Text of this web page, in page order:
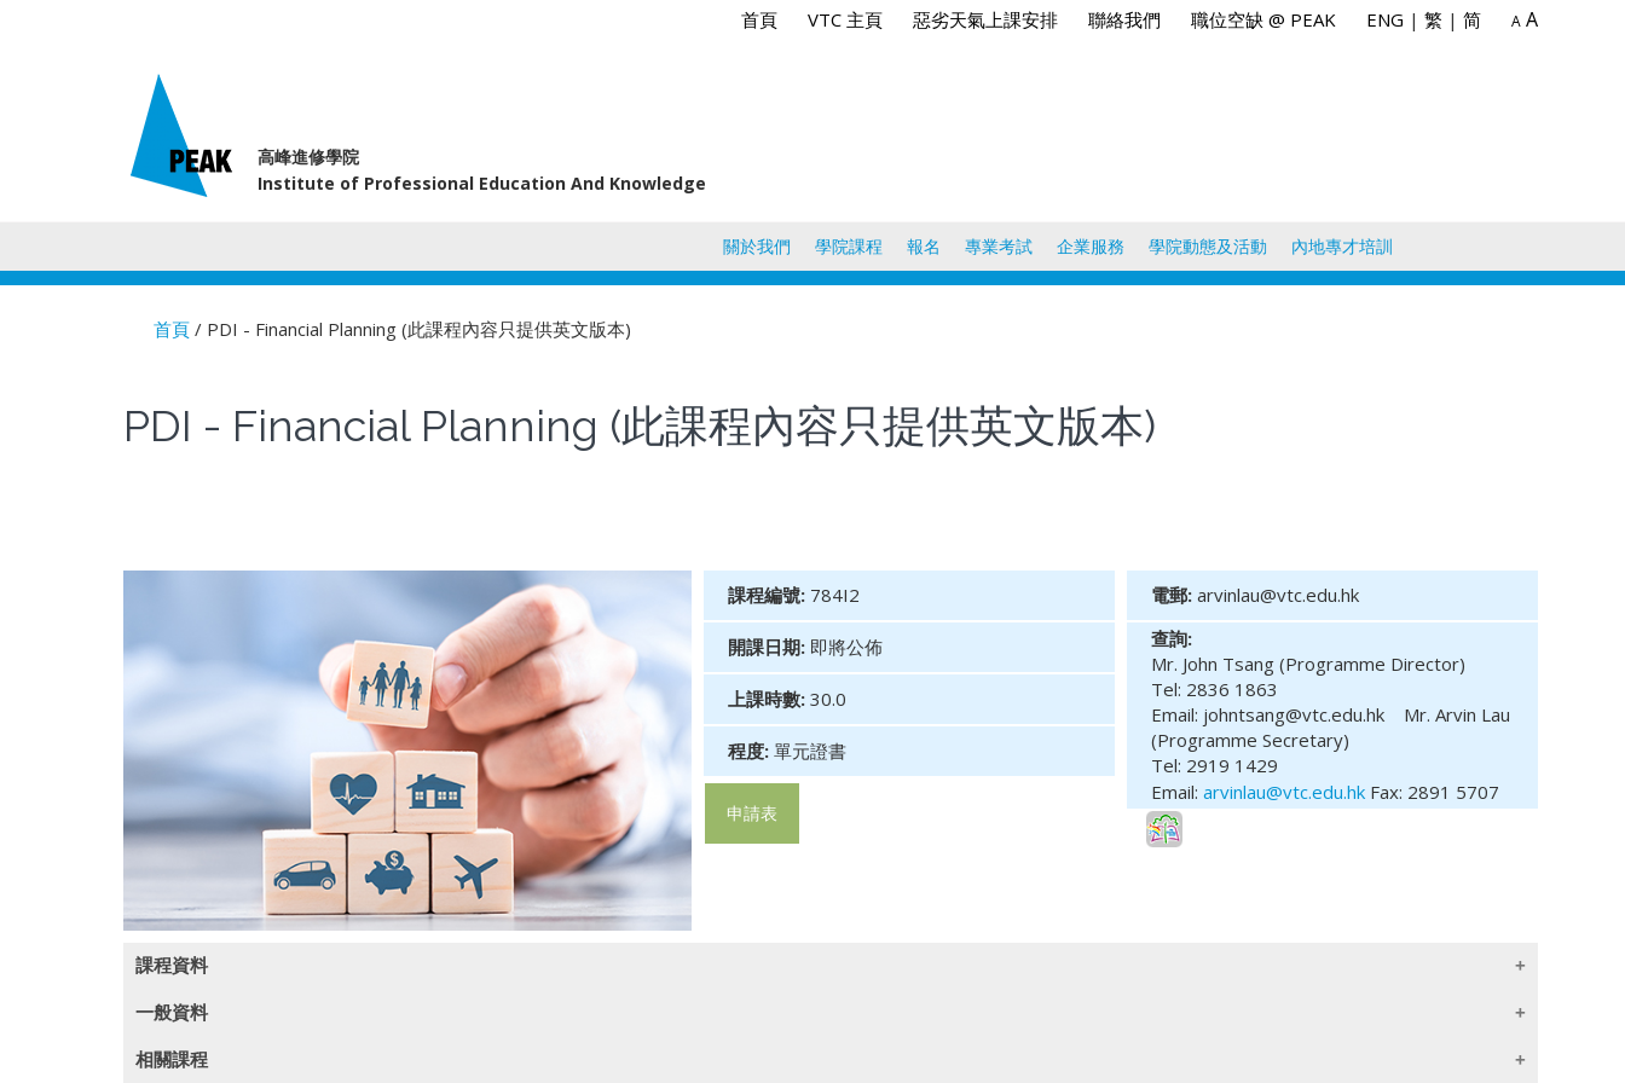
首頁 VTC 主頁 惡劣天氣上課安排 聯絡我們 職位空缺 @ PEAK ENG | 繁 | 简 A A
高峰進修學院
Institute of Professional Education And Knowledge
關於我們 學院課程 報名 專業考試 企業服務 學院動態及活動 內地專才培訓
首頁 / PDI - Financial Planning (此課程內容只提供英文版本)
PDI - Financial Planning (此課程內容只提供英文版本)
課程編號: 784I2
開課日期: 即將公佈
上課時數: 30.0
程度: 單元證書
申請表
電郵: arvinlau@vtc.edu.hk
查詢:
Mr. John Tsang (Programme Director)
Tel: 2836 1863
Email: johntsang@vtc.edu.hk Mr. Arvin Lau
(Programme Secretary)
Tel: 2919 1429
Email: arvinlau@vtc.edu.hk Fax: 2891 5707
課程資料
一般資料
相關課程